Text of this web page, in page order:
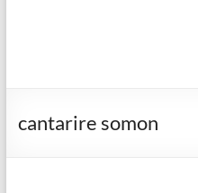
cantarire somon